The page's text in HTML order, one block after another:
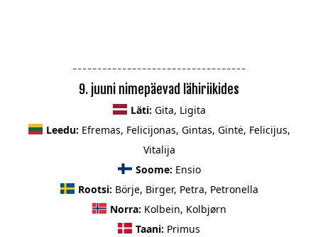
9. juuni nimepäevad lähiriikides
Läti: Gita, Ligita
Leedu: Efremas, Felicijonas, Gintas, Gintė, Felicijus,
Vitalija
Soome: Ensio
Rootsi: Börje, Birger, Petra, Petronella
Norra: Kolbein, Kolbjørn
Taani: Primus